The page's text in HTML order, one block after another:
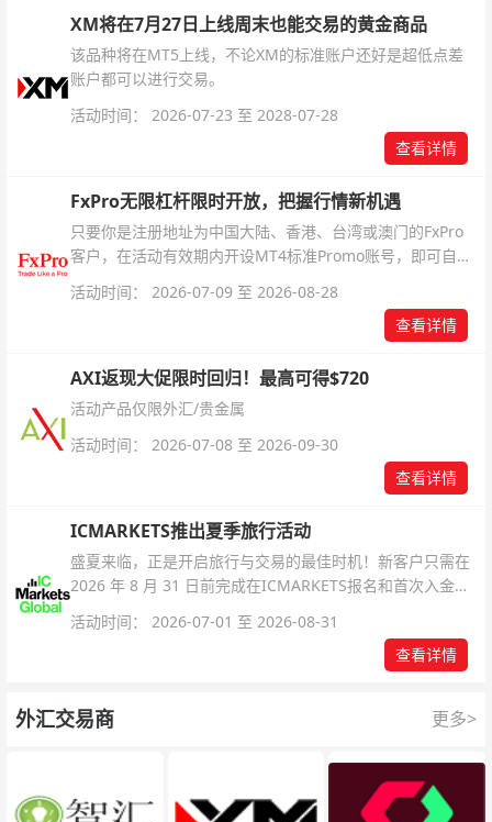
XM将在7月27日上线周末也能交易的黄金商品
该品种将在MT5上线，不论XM的标准账户还好是超低点差
账户都可以进行交易。
活动时间： 2026-07-23 至 2028-07-28
查看详情
FxPro无限杠杆限时开放，把握行情新机遇
只要你是注册地址为中国大陆、香港、台湾或澳门的FxPro
客户，在活动有效期内开设MT4标准Promo账号，即可自动
活动时间： 2026-07-09 至 2026-08-28
查看详情
AXI返现大促限时回归！最高可得$720
活动产品仅限外汇/贵金属
活动时间： 2026-07-08 至 2026-09-30
查看详情
ICMARKETS推出夏季旅行活动
盛夏来临，正是开启旅行与交易的最佳时机！新客户只需在
2026 年 8 月 31 日前完成在ICMARKETS报名和首次入金即
活动时间： 2026-07-01 至 2026-08-31
查看详情
外汇交易商 更多>